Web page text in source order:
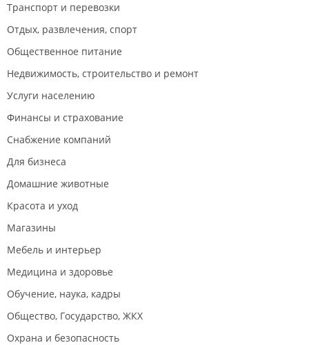
Транспорт и перевозки
Отдых, развлечения, спорт
Общественное питание
Недвижимость, строительство и ремонт
Услуги населению
Финансы и страхование
Снабжение компаний
Для бизнеса
Домашние животные
Красота и уход
Магазины
Мебель и интерьер
Медицина и здоровье
Обучение, наука, кадры
Общество, Государство, ЖКХ
Охрана и безопасность